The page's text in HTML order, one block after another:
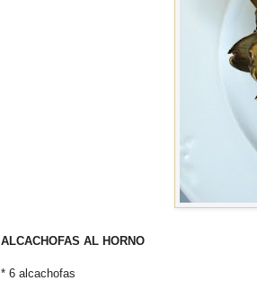
ALCACHOFAS AL HORNO
* 6 alcachofas